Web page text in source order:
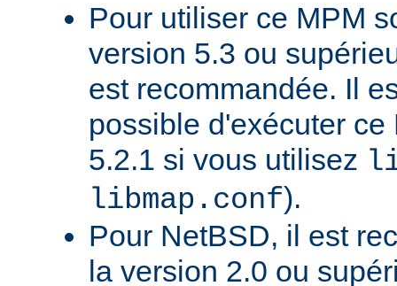
Pour utiliser ce MPM
version 5.3 ou
est recommandée. Il
possible d'exécuter
5.2.1 si vous utilisez
libmap.conf).
Pour NetBSD, il est
la version 2.0 ou